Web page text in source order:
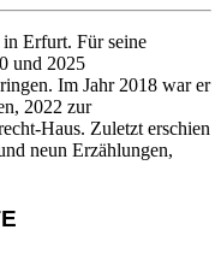
Erfurt. Für seine
und 2025
Im Jahr 2018 war er
2022 zur
Haus. Zuletzt erschien
neun Erzählungen,